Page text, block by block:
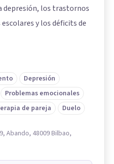
depresión, los trastornos
y los déficits de
Depresión
Problemas emocionales
de pareja Duelo
Abando, 48009 Bilbao,